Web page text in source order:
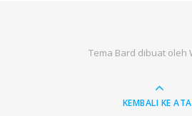
Tema Bard dibuat oleh
KEMBALI KE